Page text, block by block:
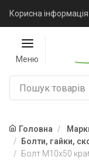
Корисна інформація
Меню
Головна
Болти, гайки,
Болт М10х50